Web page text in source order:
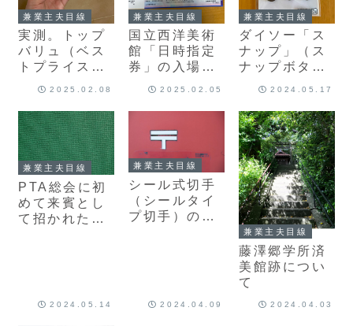
ント
兼業主夫目線
実測。トップ
バリュ（ベス
トプライス）
（サイズ）
2025.02.08
兼業主夫目線
国立西洋美術
館「日時指定
券」の入場方
2025.02.05
兼業主夫目線
ダイソー「ス
ナップ」（ス
ナップボタ
2024.05.17
兼業主夫目線
PTA総会に初
めて来賓とし
て招かれた場
2024.05.14
兼業主夫目線
シール式切手
（シールタイ
プ切手）のシ
2024.04.09
兼業主夫目線
藤澤郷学所済
美館跡につい
て
2024.04.03